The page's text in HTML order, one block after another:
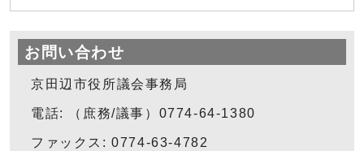
お問い合わせ
京田辺市役所議会事務局
電話: （庶務/議事）0774-64-1380
ファックス: 0774-63-4782